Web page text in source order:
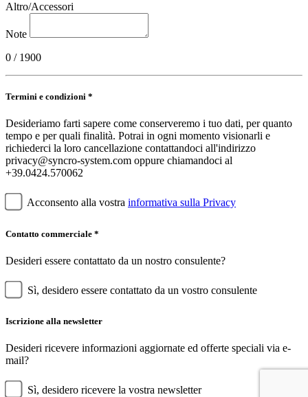
Altro/Accessori
Note
0 / 1900
Termini e condizioni *
Desideriamo farti sapere come conserveremo i tuo dati, per quanto
tempo e per quali finalità. Potrai in ogni momento visionarli e
richiederci la loro cancellazione contattandoci all'indirizzo
privacy@syncro-system.com oppure chiamandoci al
+39.0424.570062
Acconsento alla vostra informativa sulla Privacy
Contatto commerciale *
Desideri essere contattato da un nostro consulente?
Sì, desidero essere contattato da un vostro consulente
Iscrizione alla newsletter
Desideri ricevere informazioni aggiornate ed offerte speciali via e-
mail?
Sì, desidero ricevere la vostra newsletter